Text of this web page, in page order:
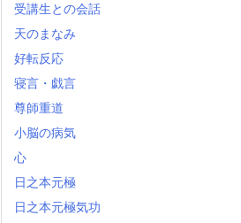
受講生との会話
天のまなみ
好転反応
寝言・戯言
尊師重道
小脳の病気
心
日之本元極
日之本元極気功